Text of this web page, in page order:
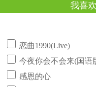
我喜
恋曲1990(Live)
今夜你会不会来(国语
感恩的心